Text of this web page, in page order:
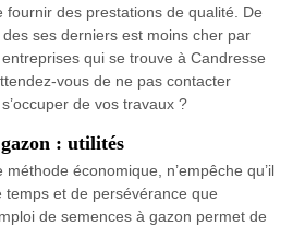
fournir des prestations de qualité. De
ses derniers est moins cher par
qui se trouve à Candresse
vous de ne pas contacter
de vos travaux ?
gazon : utilités
méthode économique, n’empêche qu’il
et de persévérance que
de semences à gazon permet de